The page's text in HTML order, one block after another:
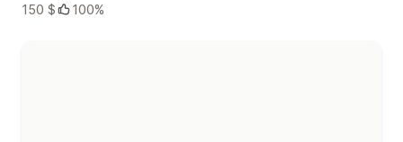
150 $
100%